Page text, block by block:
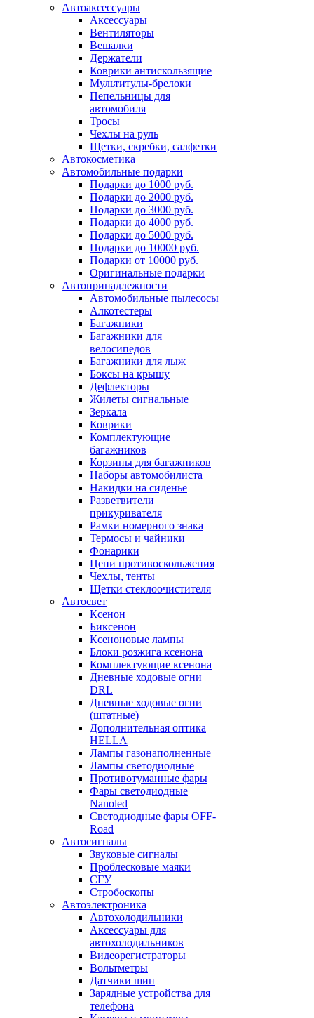
Автоаксессуары
Аксессуары
Вентиляторы
Вешалки
Держатели
Коврики антискользящие
Мультитулы-брелоки
Пепельницы для
автомобиля
Тросы
Чехлы на руль
Щетки, скребки, салфетки
Автокосметика
Автомобильные подарки
Подарки до 1000 руб.
Подарки до 2000 руб.
Подарки до 3000 руб.
Подарки до 4000 руб.
Подарки до 5000 руб.
Подарки до 10000 руб.
Подарки от 10000 руб.
Оригинальные подарки
Автопринадлежности
Автомобильные пылесосы
Алкотестеры
Багажники
Багажники для
велосипедов
Багажники для лыж
Боксы на крышу
Дефлекторы
Жилеты сигнальные
Зеркала
Коврики
Комплектующие
багажников
Корзины для багажников
Наборы автомобилиста
Накидки на сиденье
Разветвители
прикуривателя
Рамки номерного знака
Термосы и чайники
Фонарики
Цепи противоскольжения
Чехлы, тенты
Щетки стеклоочистителя
Автосвет
Ксенон
Биксенон
Ксеноновые лампы
Блоки розжига ксенона
Комплектующие ксенона
Дневные ходовые огни
DRL
Дневные ходовые огни
(штатные)
Дополнительная оптика
HELLA
Лампы газонаполненные
Лампы светодиодные
Противотуманные фары
Фары светодиодные
Nanoled
Светодиодные фары OFF-
Road
Автосигналы
Звуковые сигналы
Проблесковые маяки
СГУ
Стробоскопы
Автоэлектроника
Автохолодильники
Аксессуары для
автохолодильников
Видеорегистраторы
Вольтметры
Датчики шин
Зарядные устройства для
телефона